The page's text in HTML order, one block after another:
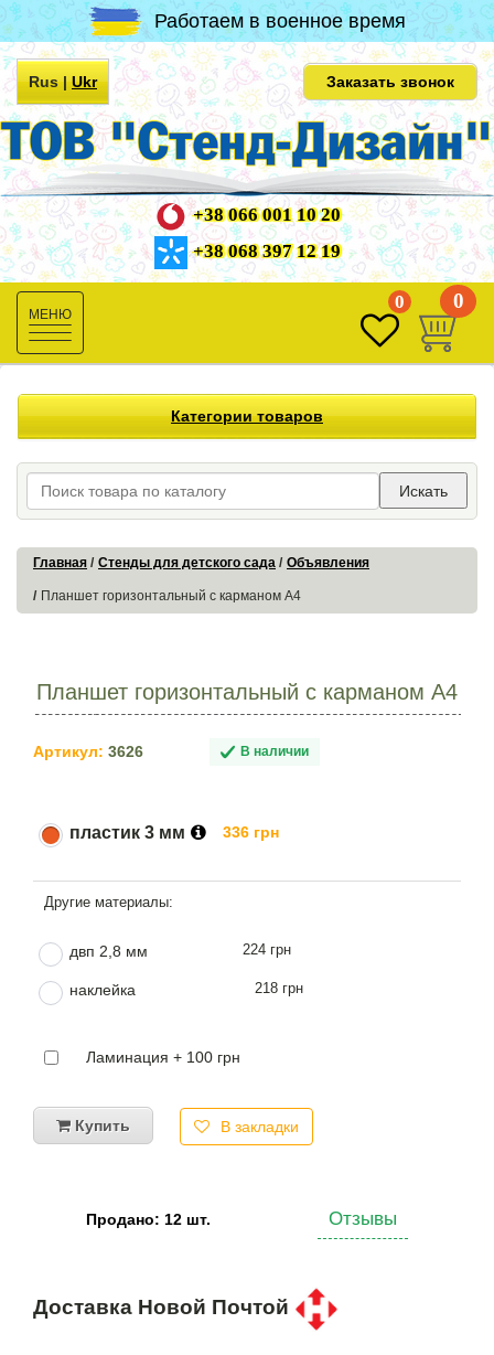
Работаем в военное время
Rus|Ukr Заказать звонок
+38 066 001 10 20
+38 068 397 12 19
Toggle
navigation
0 0
Категории товаров
Искать
Главная Стенды для детского сада Объявления
Планшет горизонтальный с карманом А4
Планшет горизонтальный с карманом А4
Артикул: 3626 В наличии
пластик 3 мм 336 грн
двп 2,8 мм 224 грн
наклейка 218 грн
Ламинация + 100 грн
Купить В закладки
Продано: 12 шт. Отзывы
Доставка Новой Почтой